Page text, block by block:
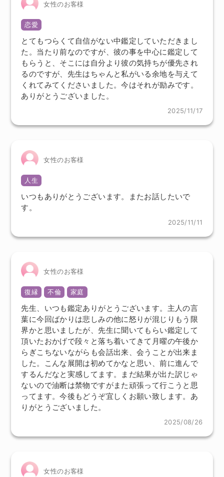
女性のお客様
恋愛
とてもつらくて自信がない中鑑定していただきまし
た。当たり前なのですが、彼の事を中心に鑑定して
もらうと、そこには自分より彼の気持ちが優先され
るのですが、先生はちゃんと私がいる余地を与えて
くれてみてくださいました。今はそれが励みです。
ありがとうございました。
2025/11/17
女性のお客様
人生
いつもありがとうございます。またお話したいで
す。
2025/11/11
女性のお客様
復縁 不倫 家庭
先生、いつも鑑定ありがとうございます。主人の言
葉に今回ばかりは悲しみの他に怒りが混じりもう限
界かと思いましたが、先生に聞いてもらい鑑定して
頂いたおかげで段々と落ち着いてきて月曜の午後か
らぎこちないながらも会話出来、会うことが出来ま
した。こんな展開は初めてかなと思い、前に進んで
するんだなと実感してます。まだ結果が出た訳じゃ
ないので油断は禁物ですがまた頑張って行こうと思
ってます。今後もどうぞ宜しくお願い致します。あ
りがとうございました。
2025/08/26
女性のお客様